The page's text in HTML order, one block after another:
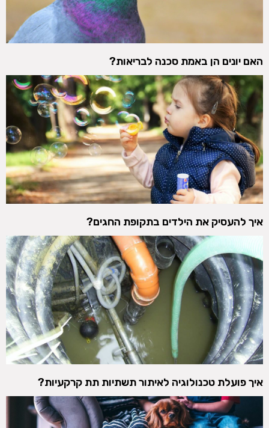
האם יונים הן באמת סכנה לבריאות?
איך להעסיק את הילדים בתקופת החגים?
איך פועלת טכנולוגיה לאיתור תשתיות תת קרקעיות?